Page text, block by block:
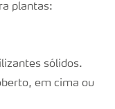
plantas:
sólidos.
em cima ou